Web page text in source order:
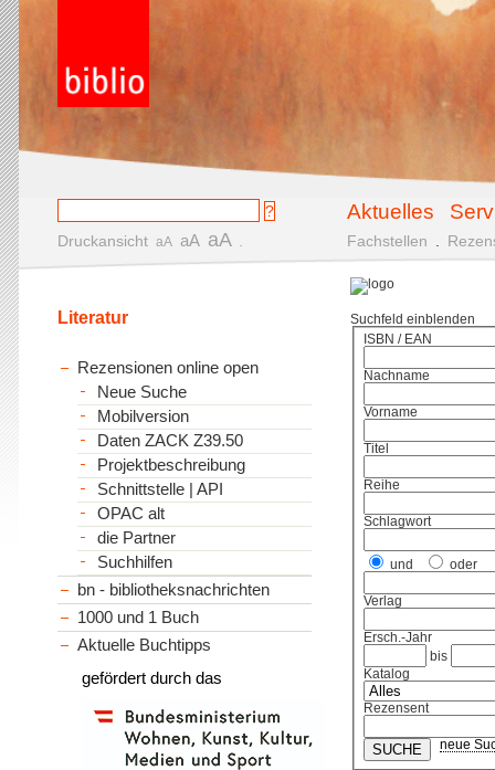
Aktuelles
Druckansicht aA aA aA Fachstellen
Suchfeld einblenden
ISBN / EAN
Nachname
Vorname
Titel
Reihe
Schlagwort
und oder
Verlag
Ersch.-Jahr
bis
Katalog
Rezensent
neue
Literatur
Rezensionen online open
Neue Suche
Mobilversion
Daten ZACK Z39.50
Projektbeschreibung
Schnittstelle | API
OPAC alt
die Partner
Suchhilfen
bn - bibliotheksnachrichten
1000 und 1 Buch
Aktuelle Buchtipps
gefördert durch das